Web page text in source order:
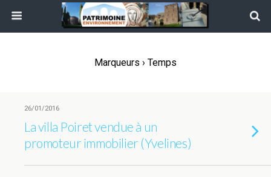
Marqueurs › Temps
26/01/2016
La villa Poiret vendue à un
promoteur immobilier (Yvelines)